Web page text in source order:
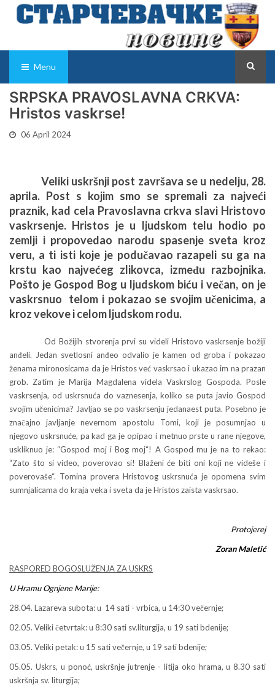
Menu
SRPSKA PRAVOSLAVNA CRKVA:
Hristos vaskrse!
06 April 2024
Veliki uskršnji post završava se u nedelju, 28.
aprila. Post s kojim smo se spremali za najveći
praznik, kad cela Pravoslavna crkva slavi Hristovo
vaskrsenje. Hristos je u ljudskom telu hodio po
zemlji i propovedao narodu spasenje sveta kroz
veru, a ti isti koje je podučavao razapeli su ga na
krstu kao najvećeg zlikovca, između razbojnika.
Pošto je Gospod Bog u ljudskom biću i večan, on je
vaskrsnuo telom i pokazao se svojim učenicima, a
kroz vekove i celom ljudskom rodu.
Od Božijih stvorenja prvi su videli Hristovo vaskrsenje božiji
anđeli. Jedan svetlosni anđeo odvalio je kamen od groba i pokazao
ženama mironosicama da je Hristos već vaskrsao i ukazao im na prazan
grob. Zatim je Marija Magdalena videla Vaskrslog Gospoda. Posle
vaskrsenja, od uskrsnuća do vaznesenja, koliko se puta javio Gospod
svojim učenicima? Javljao se po vaskrsenju jedanaest puta. Posebno je
značajno javljanje nevernom apostolu Tomi, koji je posumnjao u
njegovo uskrsnuće, pa kad ga je opipao i metnuo prste u rane njegove,
uskliknuo je: “Gospod moj i Bog moj“! A Gospod mu je na to rekao:
“Zato što si video, poverovao si! Blaženi će biti oni koji ne videše i
poverovaše“. Tomina provera Hristovog uskrsnuća je opomena svim
sumnjalicama do kraja veka i sveta da je Hristos zaista vaskrsao.
Protojerej
Zoran Maletić
RASPORED BOGOSLUŽENJA ZA USKRS
U Hramu Ognjene Marije:
28.04. Lazareva subota: u 14 sati - vrbica, u 14:30 večernje;
02.05. Veliki četvrtak: u 8:30 sati sv.liturgija, u 19 sati bdenije;
03.05. Veliki petak: u 15 sati večernje, u 19 sati bdenije;
05.05. Uskrs, u ponoć, uskršnje jutrenje - litija oko hrama, u 8.30 sati
uskršnja sv. liturgija;